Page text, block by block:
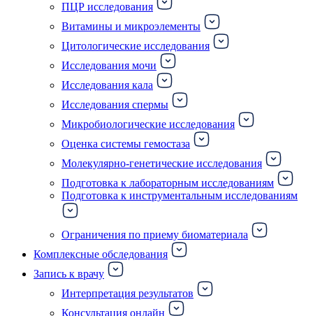
ПЦР исследования
Витамины и микроэлементы
Цитологические исследования
Исследования мочи
Исследования кала
Исследования спермы
Микробиологические исследования
Оценка системы гемостаза
Молекулярно-генетические исследования
Подготовка к лабораторным исследованиям
Подготовка к инструментальным исследованиям
Ограничения по приему биоматериала
Комплексные обследования
Запись к врачу
Интерпретация результатов
Консультация онлайн